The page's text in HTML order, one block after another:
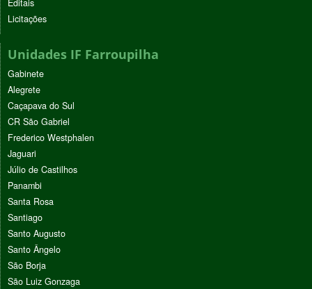
Editais
Licitações
Unidades IF Farroupilha
Gabinete
Alegrete
Caçapava do Sul
CR São Gabriel
Frederico Westphalen
Jaguari
Júlio de Castilhos
Panambi
Santa Rosa
Santiago
Santo Augusto
Santo Ângelo
São Borja
São Luiz Gonzaga